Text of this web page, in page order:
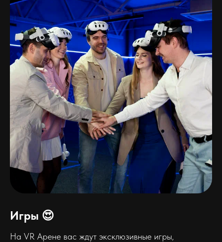
Игры 😍
На VR Арене вас ждут эксклюзивные игры,